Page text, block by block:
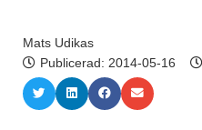
Mats Udikas
Publicerad: 2014-05-16